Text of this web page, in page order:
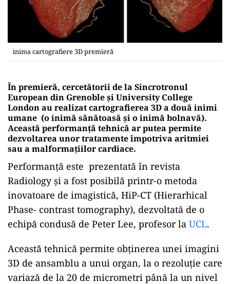
inima cartografiere 3D premieră
În premieră, cercetătorii de la Sincrotronul
European din Grenoble și University College
London au realizat cartografierea 3D a două inimi
umane (o inimă sănătoasă și o inimă bolnavă).
Această performanță tehnică ar putea permite
dezvoltarea unor tratamente împotriva aritmiei
sau a malformațiilor cardiace.
Performanță este prezentată în revista
Radiology și a fost posibilă printr-o metoda
inovatoare de imagistică, HiP-CT (Hierarhical
Phase- contrast tomography), dezvoltată de o
echipă condusă de Peter Lee, profesor la UCL.
Această tehnică permite obţinerea unei imagini
3D de ansamblu a unui organ, la o rezoluţie care
variază de la 20 de micrometri până la un nivel